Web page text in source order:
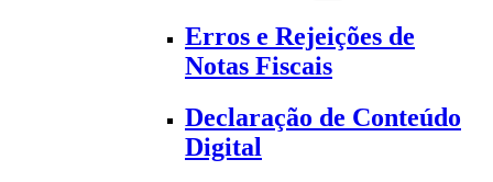
Erros e Rejeições de
Notas Fiscais
Declaração de Conteúdo
Digital